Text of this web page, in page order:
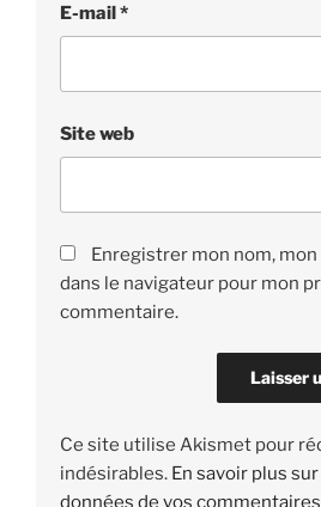
E-mail*
Site web
Enregistrer mon nom,
dans le navigateur pour mon
commentaire.
Ce site utilise Akismet pour
indésirables. En savoir plus
données de vos